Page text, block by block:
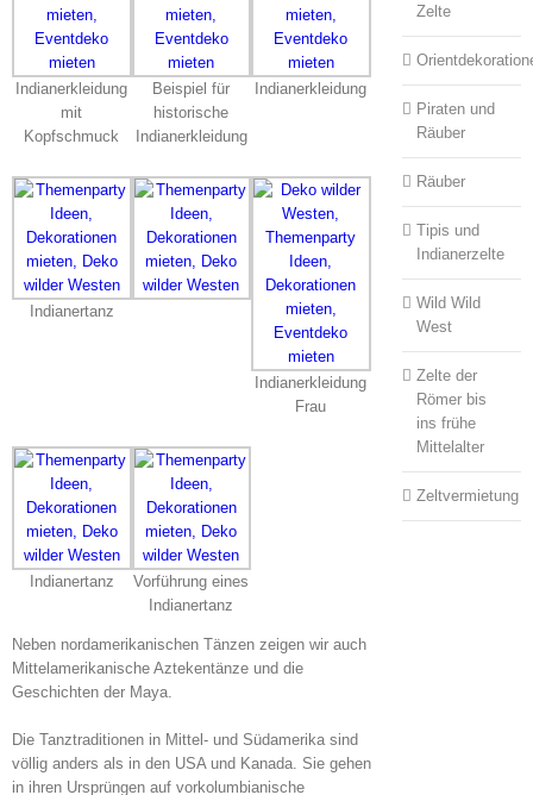
Indianerkleidung
mit
Kopfschmuck
Beispiel für
historische
Indianerkleidung
Indianerkleidung
Indianertanz
Indianerkleidung
Frau
Indianertanz
Vorführung eines
Indianertanz
Neben nordamerikanischen Tänzen zeigen wir auch
Mittelamerikanische Aztekentänze und die
Geschichten der Maya.
Die Tanztraditionen in Mittel- und Südamerika sind
völlig anders als in den USA und Kanada. Sie gehen
in ihren Ursprüngen auf vorkolumbianische
Zelte
Piraten und
Räuber
Räuber
Tipis und
Indianerzelte
Wild Wild
West
Zelte der
Römer bis
ins frühe
Mittelalter
Zeltvermietung